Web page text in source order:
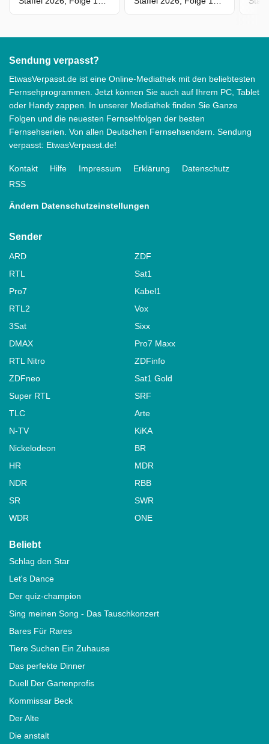
Sendung verpasst?
EtwasVerpasst.de ist eine Online-Mediathek mit den beliebtesten
Fernsehprogrammen. Jetzt können Sie auch auf Ihrem PC, Tablet
oder Handy zappen. In unserer Mediathek finden Sie Ganze
Folgen und die neuesten Fernsehfolgen der besten
Fernsehserien. Von allen Deutschen Fernsehsendern. Sendung
verpasst: EtwasVerpasst.de!
Kontakt Hilfe Impressum Erklärung
Datenschutz
RSS
Ändern Datenschutzeinstellungen
Sender
ARD
ZDF
RTL
Sat1
Pro7
Kabel1
RTL2
Vox
3Sat
Sixx
DMAX
Pro7 Maxx
RTL Nitro
ZDFinfo
ZDFneo
Sat1 Gold
Super RTL
SRF
TLC
Arte
N-TV
KiKA
Nickelodeon
BR
HR
MDR
NDR
RBB
SR
SWR
WDR
ONE
Beliebt
Schlag den Star
Let's Dance
Der quiz-champion
Sing meinen Song - Das Tauschkonzert
Bares Für Rares
Tiere Suchen Ein Zuhause
Das perfekte Dinner
Duell Der Gartenprofis
Kommissar Beck
Der Alte
Die anstalt